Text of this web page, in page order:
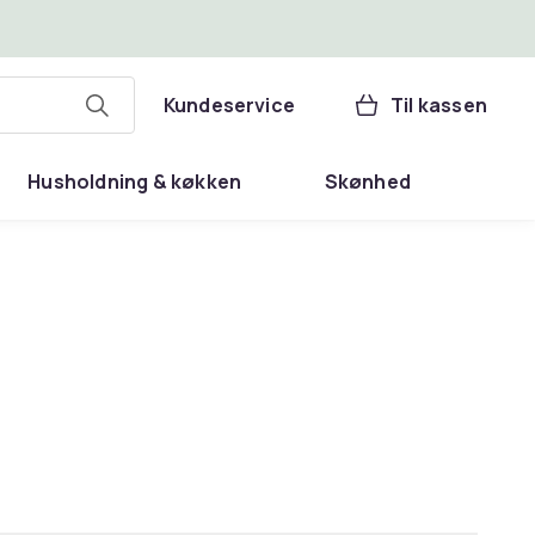
Kundeservice Til kassen
Husholdning & køkken Skønhed